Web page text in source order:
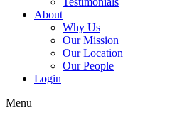
About
Why Us
Our Mission
Our Location
Our People
Login
Menu